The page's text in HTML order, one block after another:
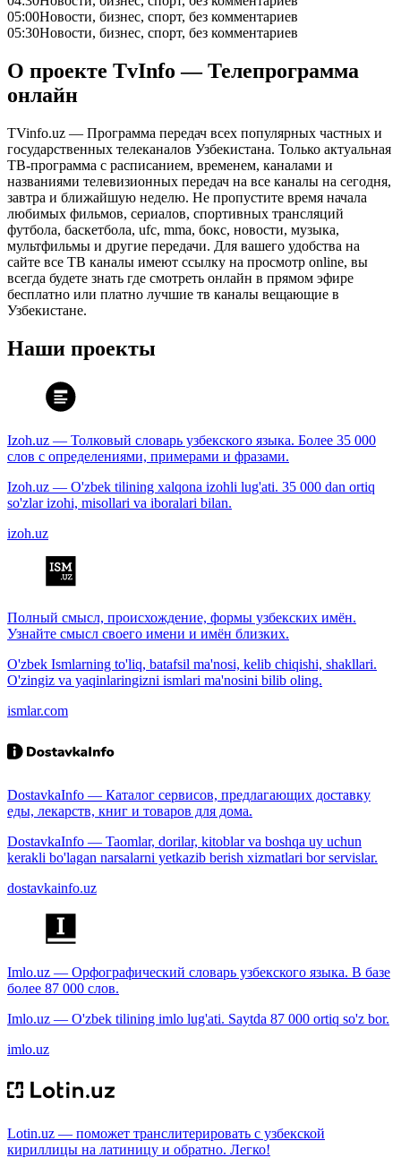
05:00Новости, бизнес, спорт, без комментариев
05:30Новости, бизнес, спорт, без комментариев
О проекте TvInfo — Телепрограмма
онлайн
TVinfo.uz — Программа передач всех популярных частных и
государственных телеканалов Узбекистана. Только актуальная
ТВ-программа с расписанием, временем, каналами и
названиями телевизионных передач на все каналы на сегодня,
завтра и ближайшую неделю. Не пропустите время начала
любимых фильмов, сериалов, спортивных трансляций
футбола, баскетбола, ufc, mma, бокс, новости, музыка,
мультфильмы и другие передачи. Для вашего удобства на
сайте все ТВ каналы имеют ссылку на просмотр online, вы
всегда будете знать где смотреть онлайн в прямом эфире
бесплатно или платно лучшие тв каналы вещающие в
Узбекистане.
Наши проекты
Izoh.uz — Толковый словарь узбекского языка. Более 35 000
слов с определениями, примерами и фразами.
Izoh.uz — O'zbek tilining xalqona izohli lug'ati. 35 000 dan ortiq
so'zlar izohi, misollari va iboralari bilan.
izoh.uz
Полный смысл, происхождение, формы узбекских имён.
Узнайте смысл своего имени и имён близких.
O'zbek Ismlarning to'liq, batafsil ma'nosi, kelib chiqishi, shakllari.
O'zingiz va yaqinlaringizni ismlari ma'nosini bilib oling.
ismlar.com
DostavkaInfo — Каталог сервисов, предлагающих доставку
еды, лекарств, книг и товаров для дома.
DostavkaInfo — Taomlar, dorilar, kitoblar va boshqa uy uchun
kerakli bo'lagan narsalarni yetkazib berish xizmatlari bor servislar.
dostavkainfo.uz
Imlo.uz — Орфографический словарь узбекского языка. В базе
более 87 000 слов.
Imlo.uz — O'zbek tilining imlo lug'ati. Saytda 87 000 ortiq so'z bor.
imlo.uz
Lotin.uz — поможет транслитерировать с узбекской
кириллицы на латиницу и обратно. Легко!